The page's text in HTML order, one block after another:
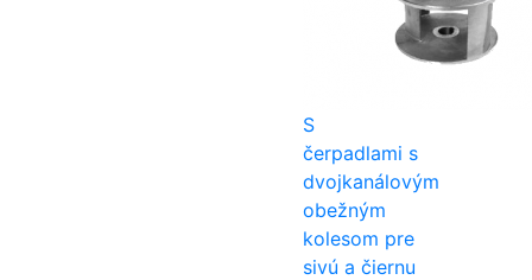
S
čerpadlami s
dvojkanálovým
obežným
kolesom pre
sivú a čiernu